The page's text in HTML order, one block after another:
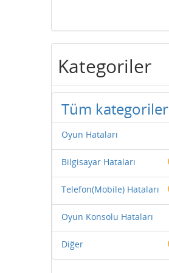
Kategoriler
Tüm kategoriler
Oyun Hataları
Bilgisayar Hataları
Telefon(Mobile) Hataları
Oyun Konsolu Hataları
Diğer